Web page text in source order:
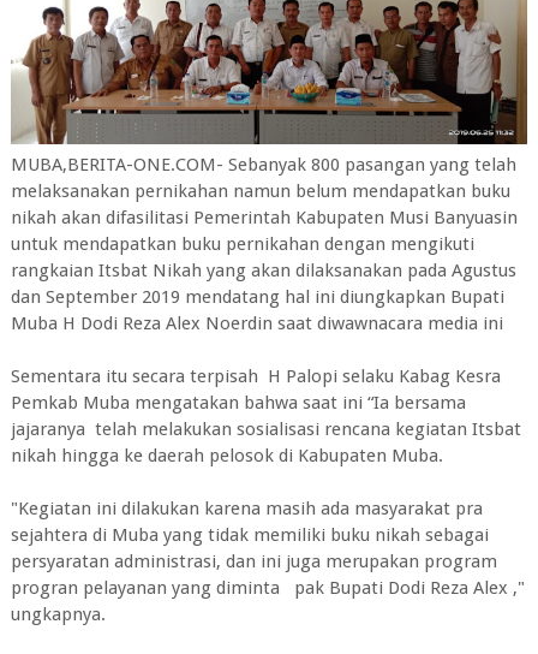
MUBA,BERITA-ONE.COM- Sebanyak 800 pasangan yang telah
melaksanakan pernikahan namun belum mendapatkan buku
nikah akan difasilitasi Pemerintah Kabupaten Musi Banyuasin
untuk mendapatkan buku pernikahan dengan mengikuti
rangkaian Itsbat Nikah yang akan dilaksanakan pada Agustus
dan September 2019 mendatang hal ini diungkapkan Bupati
Muba H Dodi Reza Alex Noerdin saat diwawnacara media ini
Sementara itu secara terpisah H Palopi selaku Kabag Kesra
Pemkab Muba mengatakan bahwa saat ini “Ia bersama
jajaranya telah melakukan sosialisasi rencana kegiatan Itsbat
nikah hingga ke daerah pelosok di Kabupaten Muba.
"Kegiatan ini dilakukan karena masih ada masyarakat pra
sejahtera di Muba yang tidak memiliki buku nikah sebagai
persyaratan administrasi, dan ini juga merupakan program
progran pelayanan yang diminta pak Bupati Dodi Reza Alex ,"
ungkapnya.